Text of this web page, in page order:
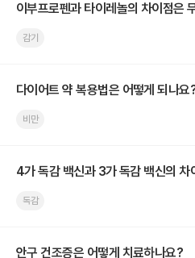
이부프로펜과 타이레놀의 차이점은
감기
다이어트 약 복용법은 어떻게 되나요
비만
4가 독감 백신과 3가 독감 백신의 차
독감
안구 건조증은 어떻게 치료하나요?